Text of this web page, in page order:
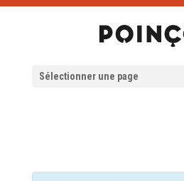
Sélectionner une page